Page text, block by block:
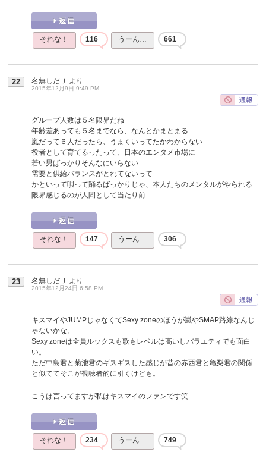
それな！ 116 うーん… 661
22 名無しだＪ より
2015年12月9日 9:49 PM
グループ人数は５名限界だね
年齢差あっても５名までなら、なんとかまとまる
嵐だって６人だったら、うまくいってたかわからない
役者として育てるったって、日本のエンタメ市場に
若い男ばっかりそんなにいらない
需要と供給バランスがとれてないって
かといって唄って踊るばっかりじゃ、本人たちのメンタルがやられる
限界感じるのが人間として当たり前
それな！ 147 うーん… 306
23 名無しだＪ より
2015年12月24日 6:58 PM
キスマイやJUMPじゃなくてSexy zoneのほうが嵐やSMAP路線なんじ
ゃないかな。
Sexy zoneは全員ルックスも歌もレベルは高いしバラエティでも面白
い。
ただ中島君と菊池君のギスギスした感じが昔の赤西君と亀梨君の関係
と似ててそこが視聴者的に引くけども。
こうは言ってますが私はキスマイのファンです笑
それな！ 234 うーん… 749